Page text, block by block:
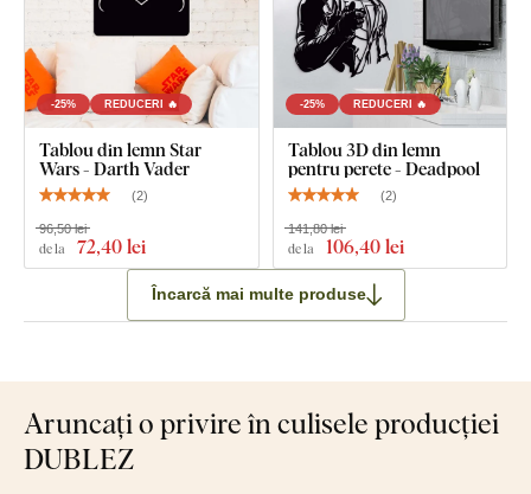
-25% REDUCERI 🔥
Tablou din lemn Star
Wars - Darth Vader
(2)
de la 72,40 lei
96,50 lei
-25% REDUCERI 🔥
Tablou 3D din lemn
pentru perete - Deadpool
(2)
de la 106,40 lei
141,80 lei
Încarcă mai multe produse
Aruncați o privire în culisele producției
DUBLEZ